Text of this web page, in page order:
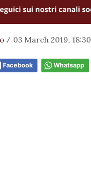
/ 03 March 2019, 18:30
Facebook Whatsapp